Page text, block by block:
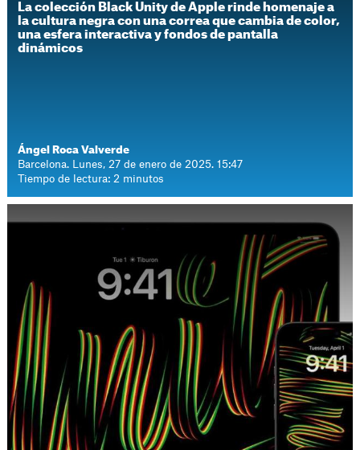
La colección Black Unity de Apple rinde homenaje a
la cultura negra con una correa que cambia de color,
una esfera interactiva y fondos de pantalla
dinámicos
Ángel Roca Valverde
Barcelona. Lunes, 27 de enero de 2025. 15:47
Tiempo de lectura: 2 minutos